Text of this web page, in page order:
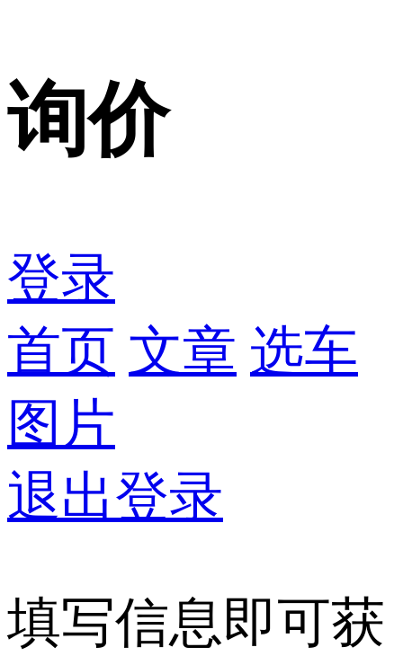
询价
登录
首页 文章 选车
图片
退出登录
填写信息即可获